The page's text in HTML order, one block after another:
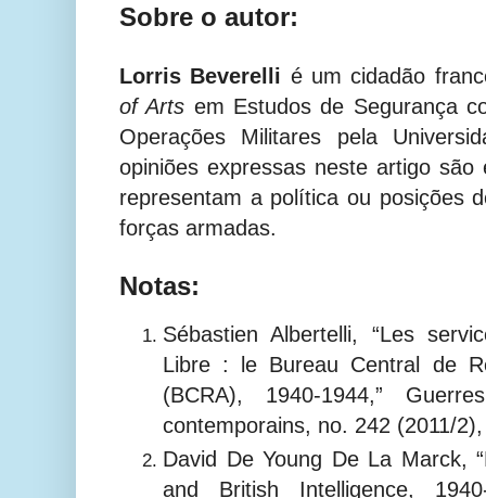
Sobre o autor:
Lorris Beverelli é um cidadão
of Arts em Estudos de Segurança
Operações Militares pela
opiniões expressas neste artigo
representam a política ou posições
forças armadas.
Notas:
Sébastien Albertelli, “Les
Libre : le Bureau Central de
(BCRA), 1940-1944,”
contemporains, no. 242 (2011/
David De Young De La Marck,
and British Intelligence,